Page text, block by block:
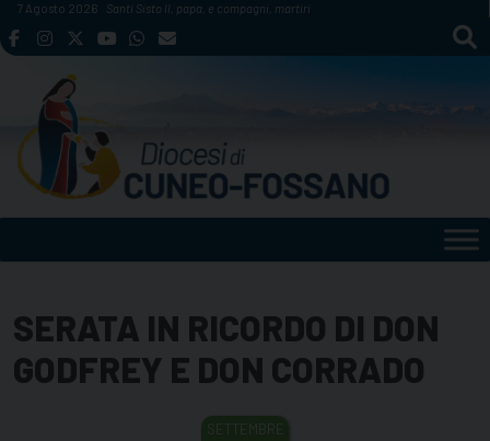
Skip
to
7 Agosto 2026 Santi Sisto II, papa, e compagni, martiri
SERATA IN RICORDO DI DON
GODFREY E DON CORRADO